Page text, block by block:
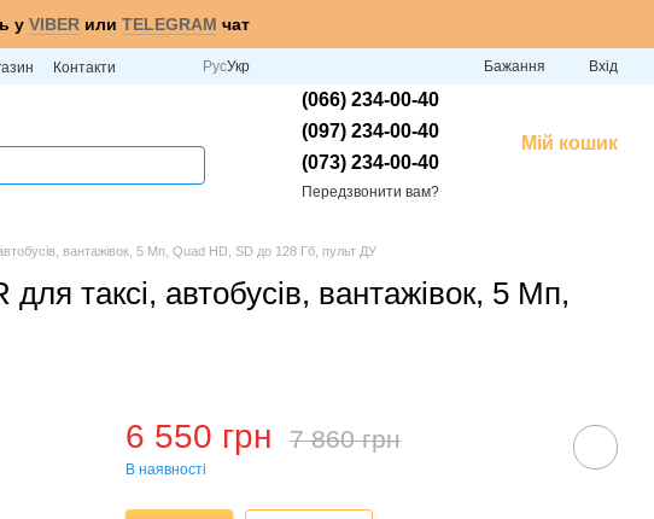
у VIBER или TELEGRAM чат
Контакти РусУкр Бажання Вхід
(066) 234-00-40
(097) 234-00-40
(073) 234-00-40
Передзвонити вам?
Мій кошик
вантажівок, 5 Мп, Quad HD, SD до 128 Гб, пульт ДУ
таксі, автобусів, вантажівок, 5 Мп,
6 550 грн 7 860 грн
В наявності